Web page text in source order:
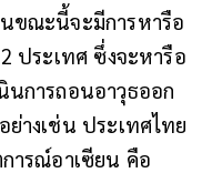
ขณะนี้จะมีการหารือ
ประเทศ ซึ่งจะหารือ
นการถอนอาวุธออก
างเช่น ประเทศไทย
ารณ์อาเซียน คือ